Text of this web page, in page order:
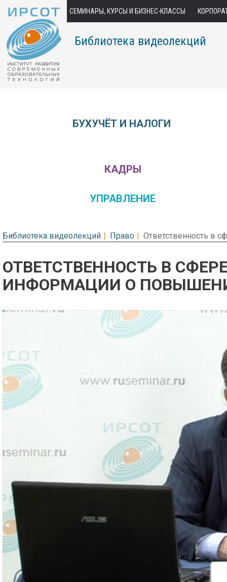
СЕМИНАРЫ, КУРСЫ И БИЗНЕС-КЛАССЫ
Библиотека видеолекций
БУХУЧЁТ И НАЛОГИ
КАДРЫ
УПРАВЛЕНИЕ
Библиотека видеолекций Право Ответственность в
ОТВЕТСТВЕННОСТЬ В
ИНФОРМАЦИИ О
Предварительный просмотр.